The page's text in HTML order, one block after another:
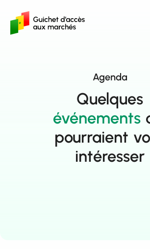
Agenda
Quelques
événements
pourraient
intéresser